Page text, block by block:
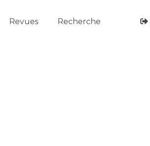
Revues Recherche